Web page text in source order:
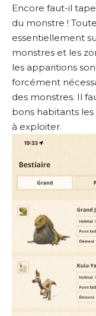
Encore faut-il
du monstre !
essentiellement
monstres et les
les apparitions
forcément
des monstres. Il
bons habitants
à exploiter.